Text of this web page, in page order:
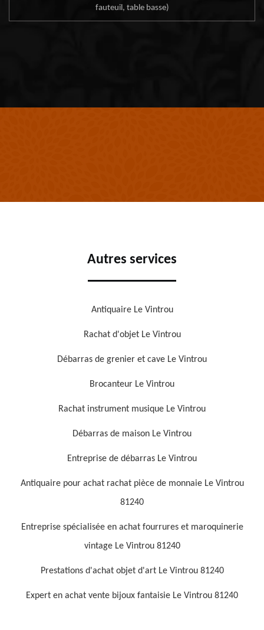
fauteuil, table basse)
Autres services
Antiquaire Le Vintrou
Rachat d'objet Le Vintrou
Débarras de grenier et cave Le Vintrou
Brocanteur Le Vintrou
Rachat instrument musique Le Vintrou
Débarras de maison Le Vintrou
Entreprise de débarras Le Vintrou
Antiquaire pour achat rachat pièce de monnaie Le Vintrou
81240
Entreprise spécialisée en achat fourrures et maroquinerie
vintage Le Vintrou 81240
Prestations d'achat objet d'art Le Vintrou 81240
Expert en achat vente bijoux fantaisie Le Vintrou 81240